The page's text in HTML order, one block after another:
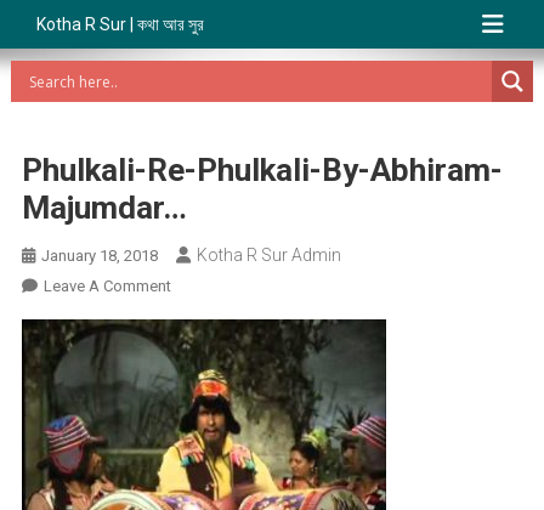
Kotha R Sur | কথা আর সুর
Phulkali-Re-Phulkali-By-Abhiram-
Majumdar…
January 18, 2018 Kotha R Sur Admin
Leave A CommentOn
Re-
Phulkali-
By-
Abhiram-
Majumdar…